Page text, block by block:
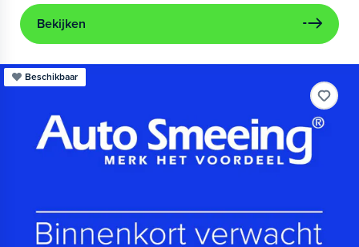
Bekijken
Beschikbaar